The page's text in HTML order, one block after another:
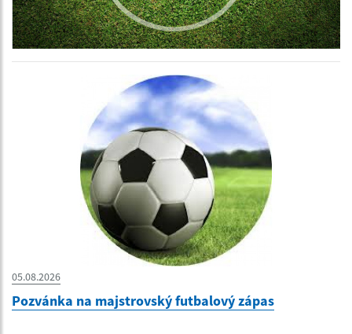
05.08.2026
Pozvánka na majstrovský futbalový zápas